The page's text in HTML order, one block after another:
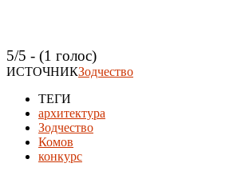
5/5 - (1 голос)
ИСТОЧНИКЗодчество
ТЕГИ
архитектура
Зодчество
Комов
конкурс